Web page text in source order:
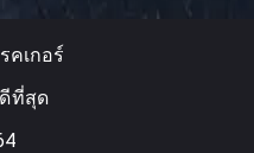
คเกอร์
ที่สุด